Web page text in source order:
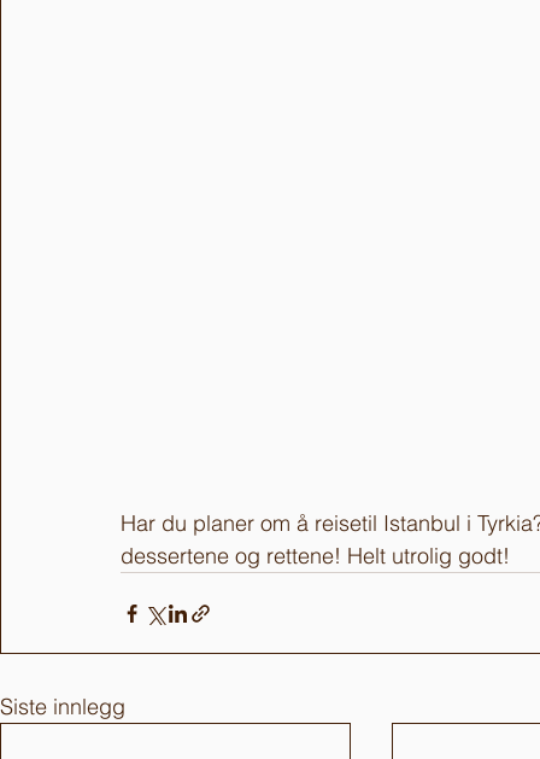
Har du planer om å reisetil Istanbul i
dessertene og rettene! Helt utrolig godt!
Siste innlegg